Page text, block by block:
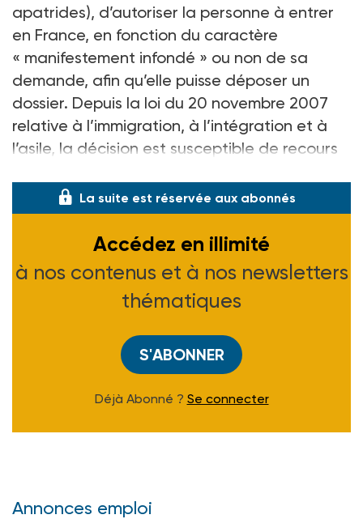
apatrides), d’autoriser la personne à entrer
en France, en fonction du caractère
« manifestement infondé » ou non de sa
demande, afin qu’elle puisse déposer un
dossier. Depuis la loi du 20 novembre 2007
relative à l’immigration, à l’intégration et à
l’asile, la décision est susceptible de recours
La suite est réservée aux abonnés
Accédez en illimité
à nos contenus et à nos newsletters
thématiques
S'ABONNER
Déjà Abonné ? Se connecter
Annonces emploi